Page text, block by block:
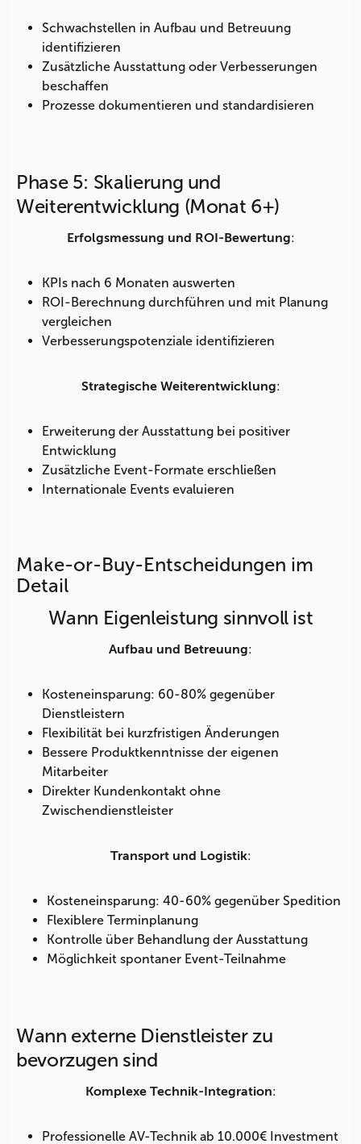
Schwachstellen in Aufbau und Betreuung
identifizieren
Zusätzliche Ausstattung oder Verbesserungen
beschaffen
Prozesse dokumentieren und standardisieren
Phase 5: Skalierung und
Weiterentwicklung (Monat 6+)
Erfolgsmessung und ROI-Bewertung:
KPIs nach 6 Monaten auswerten
ROI-Berechnung durchführen und mit Planung
vergleichen
Verbesserungspotenziale identifizieren
Strategische Weiterentwicklung:
Erweiterung der Ausstattung bei positiver
Entwicklung
Zusätzliche Event-Formate erschließen
Internationale Events evaluieren
Make-or-Buy-Entscheidungen im
Detail
Wann Eigenleistung sinnvoll ist
Aufbau und Betreuung:
Kosteneinsparung: 60-80% gegenüber
Dienstleistern
Flexibilität bei kurzfristigen Änderungen
Bessere Produktkenntnisse der eigenen
Mitarbeiter
Direkter Kundenkontakt ohne
Zwischendienstleister
Transport und Logistik:
Kosteneinsparung: 40-60% gegenüber Spedition
Flexiblere Terminplanung
Kontrolle über Behandlung der Ausstattung
Möglichkeit spontaner Event-Teilnahme
Wann externe Dienstleister zu
bevorzugen sind
Komplexe Technik-Integration:
Professionelle AV-Technik ab 10.000€ Investment